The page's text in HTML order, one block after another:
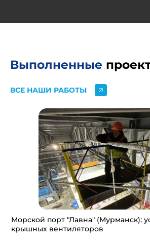
Выполненные
ВСЕ НАШИ РАБОТЫ
Морской порт "Лавна" (Мурманск):
крышных вентиляторов